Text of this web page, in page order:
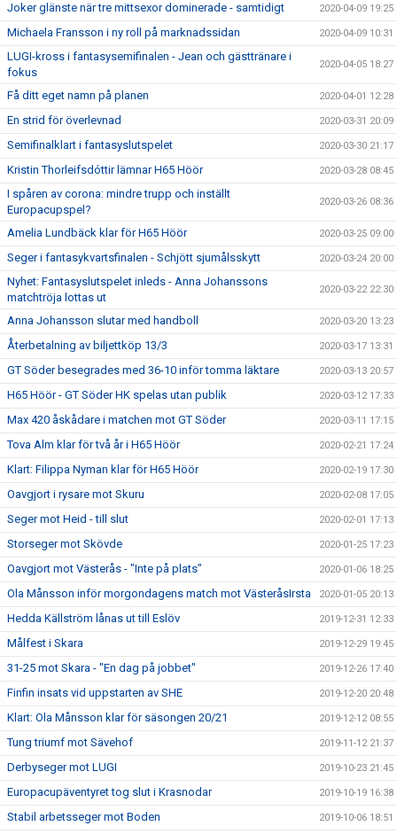
Joker glänste när tre mittsexor dominerade - samtidigt 2020-04-09 19:25
Michaela Fransson i ny roll på marknadssidan 2020-04-09 10:31
LUGI-kross i fantasysemifinalen - Jean och gästtränare i
fokus
2020-04-05 18:27
Få ditt eget namn på planen 2020-04-01 12:28
En strid för överlevnad 2020-03-31 20:09
Semifinalklart i fantasyslutspelet 2020-03-30 21:17
Kristin Thorleifsdóttir lämnar H65 Höör 2020-03-28 08:45
I spåren av corona: mindre trupp och inställt
Europacupspel?
2020-03-26 08:36
Amelia Lundbäck klar för H65 Höör 2020-03-25 09:00
Seger i fantasykvartsfinalen - Schjött sjumålsskytt 2020-03-24 20:00
Nyhet: Fantasyslutspelet inleds - Anna Johanssons
matchtröja lottas ut
2020-03-22 22:30
Anna Johansson slutar med handboll 2020-03-20 13:23
Återbetalning av biljettköp 13/3 2020-03-17 13:31
GT Söder besegrades med 36-10 inför tomma läktare 2020-03-13 20:57
H65 Höör - GT Söder HK spelas utan publik 2020-03-12 17:33
Max 420 åskådare i matchen mot GT Söder 2020-03-11 17:15
Tova Alm klar för två år i H65 Höör 2020-02-21 17:24
Klart: Filippa Nyman klar för H65 Höör 2020-02-19 17:30
Oavgjort i rysare mot Skuru 2020-02-08 17:05
Seger mot Heid - till slut 2020-02-01 17:13
Storseger mot Skövde 2020-01-25 17:23
Oavgjort mot Västerås - "Inte på plats" 2020-01-06 18:25
Ola Månsson inför morgondagens match mot VästeråsIrsta 2020-01-05 20:13
Hedda Källström lånas ut till Eslöv 2019-12-31 12:33
Målfest i Skara 2019-12-29 19:45
31-25 mot Skara - "En dag på jobbet" 2019-12-26 17:40
Finfin insats vid uppstarten av SHE 2019-12-20 20:48
Klart: Ola Månsson klar för säsongen 20/21 2019-12-12 08:55
Tung triumf mot Sävehof 2019-11-12 21:37
Derbyseger mot LUGI 2019-10-23 21:45
Europacupäventyret tog slut i Krasnodar 2019-10-19 16:38
Stabil arbetsseger mot Boden 2019-10-06 18:51